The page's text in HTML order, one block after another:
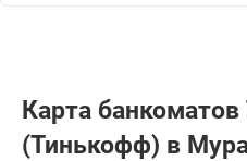
Карта
(Тинькофф) в